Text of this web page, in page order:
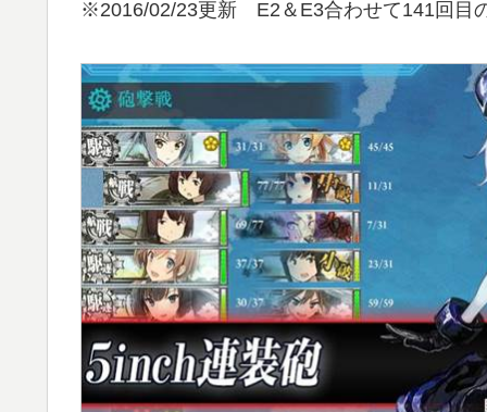
※2016/02/23更新 E2＆E3合わせて141回目